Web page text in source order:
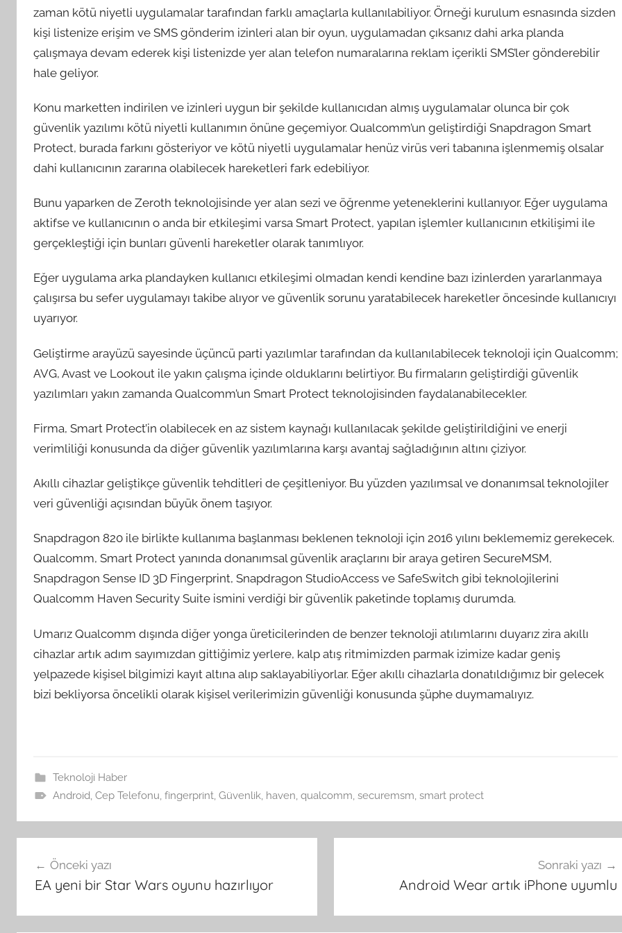
zaman kötü niyetli uygulamalar tarafından farklı amaçlarla kullanılabiliyor. Örneği kurulum esnasında sizden
kişi listenize erişim ve SMS gönderim izinleri alan bir oyun, uygulamadan çıksanız dahi arka planda
çalışmaya devam ederek kişi listenizde yer alan telefon numaralarına reklam içerikli SMS’ler gönderebilir
hale geliyor.
Konu marketten indirilen ve izinleri uygun bir şekilde kullanıcıdan almış uygulamalar olunca bir çok
güvenlik yazılımı kötü niyetli kullanımın önüne geçemiyor. Qualcomm’un geliştirdiği Snapdragon Smart
Protect, burada farkını gösteriyor ve kötü niyetli uygulamalar henüz virüs veri tabanına işlenmemiş olsalar
dahi kullanıcının zararına olabilecek hareketleri fark edebiliyor.
Bunu yaparken de Zeroth teknolojisinde yer alan sezi ve öğrenme yeteneklerini kullanıyor. Eğer uygulama
aktifse ve kullanıcının o anda bir etkileşimi varsa Smart Protect, yapılan işlemler kullanıcının etkilişimi ile
gerçekleştiği için bunları güvenli hareketler olarak tanımlıyor.
Eğer uygulama arka plandayken kullanıcı etkileşimi olmadan kendi kendine bazı izinlerden yararlanmaya
çalışırsa bu sefer uygulamayı takibe alıyor ve güvenlik sorunu yaratabilecek hareketler öncesinde kullanıcıyı
uyarıyor.
Geliştirme arayüzü sayesinde üçüncü parti yazılımlar tarafından da kullanılabilecek teknoloji için Qualcomm;
AVG, Avast ve Lookout ile yakın çalışma içinde olduklarını belirtiyor. Bu firmaların geliştirdiği güvenlik
yazılımları yakın zamanda Qualcomm’un Smart Protect teknolojisinden faydalanabilecekler.
Firma, Smart Protect’in olabilecek en az sistem kaynağı kullanılacak şekilde geliştirildiğini ve enerji
verimliliği konusunda da diğer güvenlik yazılımlarına karşı avantaj sağladığının altını çiziyor.
Akıllı cihazlar geliştikçe güvenlik tehditleri de çeşitleniyor. Bu yüzden yazılımsal ve donanımsal teknolojiler
veri güvenliği açısından büyük önem taşıyor.
Snapdragon 820 ile birlikte kullanıma başlanması beklenen teknoloji için 2016 yılını beklememiz gerekecek.
Qualcomm, Smart Protect yanında donanımsal güvenlik araçlarını bir araya getiren SecureMSM,
Snapdragon Sense ID 3D Fingerprint, Snapdragon StudioAccess ve SafeSwitch gibi teknolojilerini
Qualcomm Haven Security Suite ismini verdiği bir güvenlik paketinde toplamış durumda.
Umarız Qualcomm dışında diğer yonga üreticilerinden de benzer teknoloji atılımlarını duyarız zira akıllı
cihazlar artık adım sayımızdan gittiğimiz yerlere, kalp atış ritmimizden parmak izimize kadar geniş
yelpazede kişisel bilgimizi kayıt altına alıp saklayabiliyorlar. Eğer akıllı cihazlarla donatıldığımız bir gelecek
bizi bekliyorsa öncelikli olarak kişisel verilerimizin güvenliği konusunda şüphe duymamalıyız.
Teknoloji Haber
Android, Cep Telefonu, fingerprint, Güvenlik, haven, qualcomm, securemsm, smart protect
gezinmesi
Önceki yazı
EA yeni bir Star Wars oyunu hazırlıyor
Sonraki yazı
Android Wear artık iPhone uyumlu